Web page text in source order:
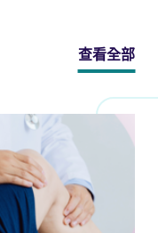
查看全部